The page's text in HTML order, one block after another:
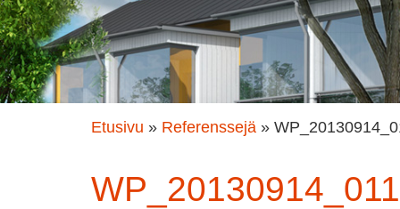
Etusivu » Referenssejä »
WP_20130914_011